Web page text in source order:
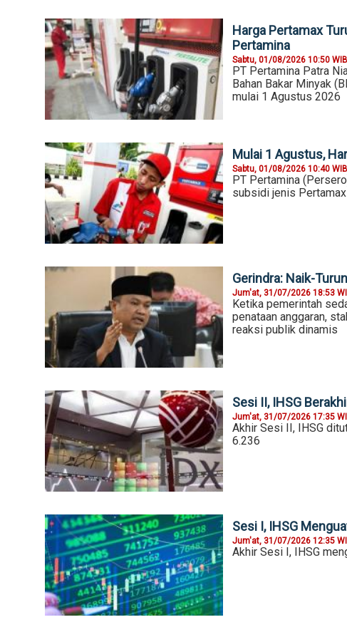
Harga Pertamax
Pertamina
Sabtu, 01/08/2026 10:50 WIB
PT Pertamina Patra
Bahan Bakar Minyak
mulai 1 Agustus 2026
Mulai 1 Agustus,
Sabtu, 01/08/2026 10:40 WIB
PT Pertamina
subsidi jenis
Gerindra: Naik-
Jum'at, 31/07/2026 18:53
Ketika pemerintah
penataan anggaran,
reaksi publik dinamis
Sesi II, IHSG
Jum'at, 31/07/2026 17:35
Akhir Sesi II, IHSG
6.236
Sesi I, IHSG
Jum'at, 31/07/2026 12:35
Akhir Sesi I, IHSG